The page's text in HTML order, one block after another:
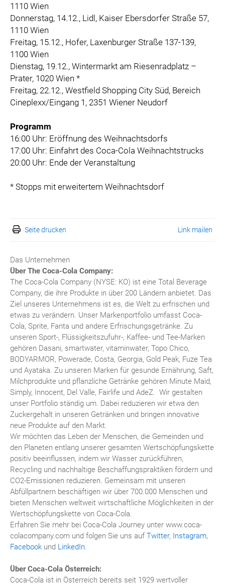
1110 Wien
Donnerstag, 14.12., Lidl, Kaiser Ebersdorfer Straße 57,
1110 Wien
Freitag, 15.12., Hofer, Laxenburger Straße 137-139,
1100 Wien
Dienstag, 19.12., Wintermarkt am Riesenradplatz –
Prater, 1020 Wien *
Freitag, 22.12., Westfield Shopping City Süd, Bereich
Cineplexx/Eingang 1, 2351 Wiener Neudorf
Programm
16:00 Uhr: Eröffnung des Weihnachtsdorfs
17:00 Uhr: Einfahrt des Coca-Cola Weihnachtstrucks
20:00 Uhr: Ende der Veranstaltung
* Stopps mit erweitertem Weihnachtsdorf
Seite drucken Link mailen
Das Unternehmen
Über The Coca-Cola Company:
The Coca-Cola Company (NYSE: KO) ist eine Total Beverage
Company, die ihre Produkte in über 200 Ländern anbietet. Das
Ziel unseres Unternehmens ist es, die Welt zu erfrischen und
etwas zu verändern. Unser Markenportfolio umfasst Coca-
Cola, Sprite, Fanta und andere Erfrischungsgetränke. Zu
unseren Sport-, Flüssigkeitszufuhr-, Kaffee- und Tee-Marken
gehören Dasani, smartwater, vitaminwater, Topo Chico,
BODYARMOR, Powerade, Costa, Georgia, Gold Peak, Fuze Tea
und Ayataka. Zu unseren Marken für gesunde Ernährung, Saft,
Milchprodukte und pflanzliche Getränke gehören Minute Maid,
Simply, Innocent, Del Valle, Fairlife und AdeZ. Wir gestalten
unser Portfolio ständig um. Dabei reduzieren wir etwa den
Zuckergehalt in unseren Getränken und bringen innovative
neue Produkte auf den Markt.
Wir möchten das Leben der Menschen, die Gemeinden und
den Planeten entlang unserer gesamten Wertschöpfungskette
positiv beeinflussen, indem wir Wasser zurückführen,
Recycling und nachhaltige Beschaffungspraktiken fördern und
CO2-Emissionen reduzieren. Gemeinsam mit unseren
Abfüllpartnern beschäftigen wir über 700.000 Menschen und
bieten Menschen weltweit wirtschaftliche Möglichkeiten in der
Wertschöpfungskette von Coca-Cola.
Erfahren Sie mehr bei Coca-Cola Journey unter www.coca-
colacompany.com und folgen Sie uns auf Twitter, Instagram,
Facebook und LinkedIn.
Über Coca-Cola Österreich:
Coca-Cola ist in Österreich bereits seit 1929 wertvoller